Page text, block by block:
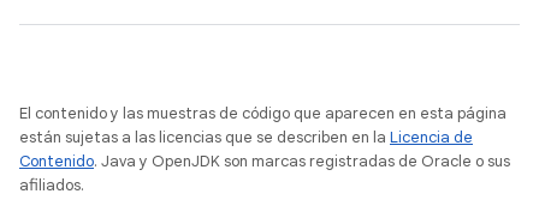
El contenido y las muestras de código que aparecen en esta página
están sujetas a las licencias que se describen en la Licencia de
Contenido. Java y OpenJDK son marcas registradas de Oracle o sus
afiliados.